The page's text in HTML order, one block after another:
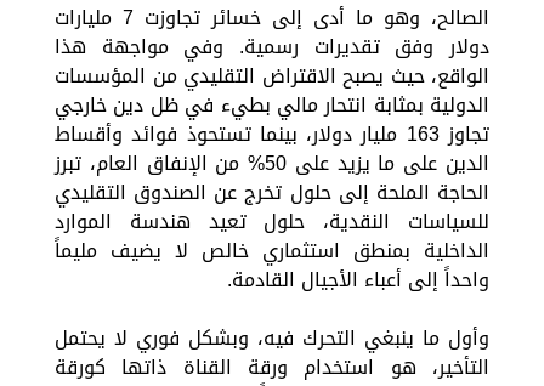
الصالح، وهو ما أدى إلى خسائر تجاوزت 7 مليارات
دولار وفق تقديرات رسمية. وفي مواجهة هذا
الواقع، حيث يصبح الاقتراض التقليدي من المؤسسات
الدولية بمثابة انتحار مالي بطيء في ظل دين خارجي
تجاوز 163 مليار دولار، بينما تستحوذ فوائد وأقساط
الدين على ما يزيد على 50% من الإنفاق العام، تبرز
الحاجة الملحة إلى حلول تخرج عن الصندوق التقليدي
للسياسات النقدية، حلول تعيد هندسة الموارد
الداخلية بمنطق استثماري خالص لا يضيف مليماً
واحداً إلى أعباء الأجيال القادمة.
وأول ما ينبغي التحرك فيه، وبشكل فوري لا يحتمل
التأخير، هو استخدام ورقة القناة ذاتها كورقة